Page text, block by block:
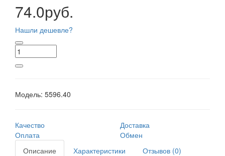
74.0руб.
Нашли дешевле?
Модель: 5596.40
Качество
Доставка
Оплата
Обмен
Описание
Характеристики
Отзывов (0)